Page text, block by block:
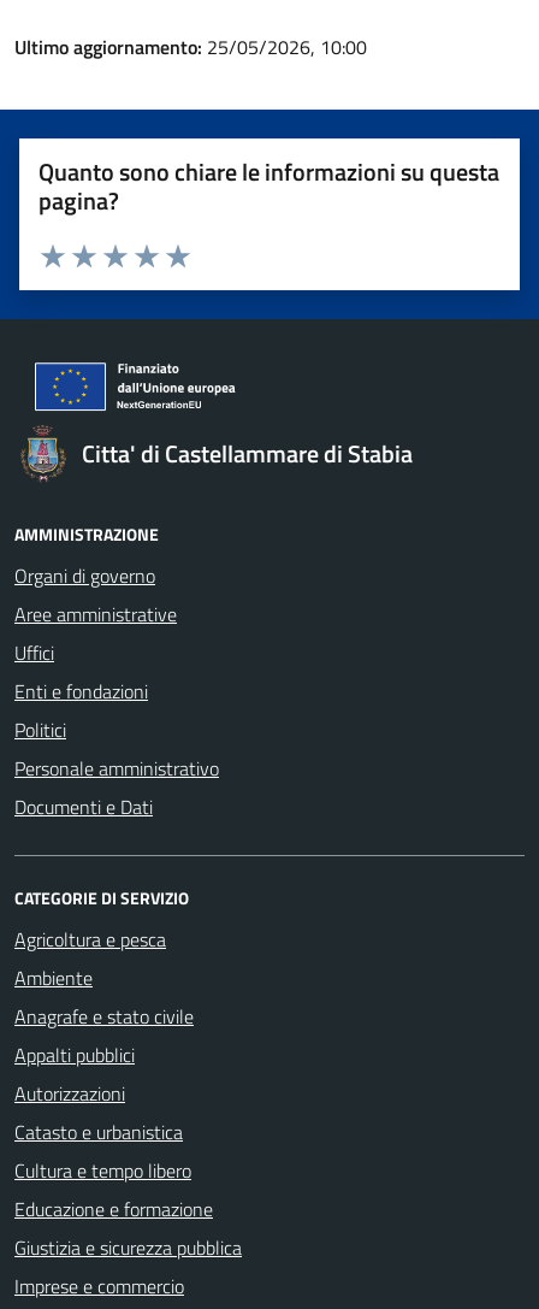
Ultimo aggiornamento: 25/05/2026, 10:00
Quanto sono chiare le informazioni su questa
pagina?
Valuta 5 stelle su 5
Valuta 4 stelle su 5
Valuta 3 stelle su 5
Valuta 2 stelle su 5
Valuta 1 stelle su 5
Citta' di Castellammare di Stabia
AMMINISTRAZIONE
Organi di governo
Aree amministrative
Uffici
Enti e fondazioni
Politici
Personale amministrativo
Documenti e Dati
CATEGORIE DI SERVIZIO
Agricoltura e pesca
Ambiente
Anagrafe e stato civile
Appalti pubblici
Autorizzazioni
Catasto e urbanistica
Cultura e tempo libero
Educazione e formazione
Giustizia e sicurezza pubblica
Imprese e commercio